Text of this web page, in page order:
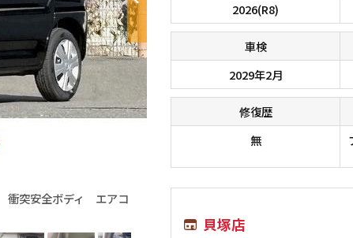
衝突安全ボディ エアコ
2026(R8)
車検
2029年2月
修復歴
無
貝塚店